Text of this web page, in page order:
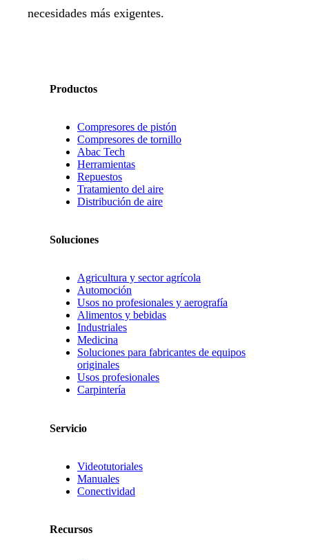
necesidades más exigentes.
Productos
Compresores de pistón
Compresores de tornillo
Abac Tech
Herramientas
Repuestos
Tratamiento del aire
Distribución de aire
Soluciones
Agricultura y sector agrícola
Automoción
Usos no profesionales y aerografía
Alimentos y bebidas
Industriales
Medicina
Soluciones para fabricantes de equipos
originales
Usos profesionales
Carpintería
Servicio
Videotutoriales
Manuales
Conectividad
Recursos